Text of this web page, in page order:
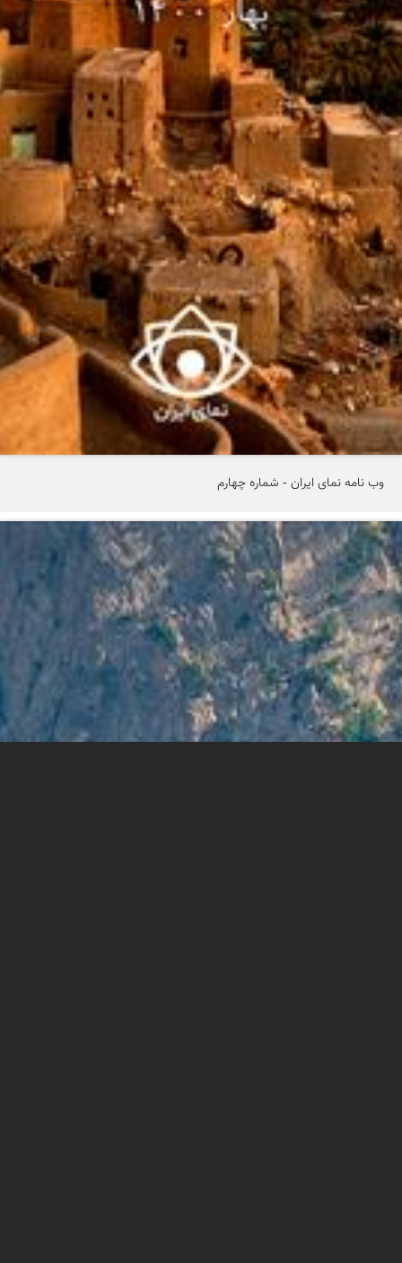
وب نامه نمای ایران - شماره چهارم